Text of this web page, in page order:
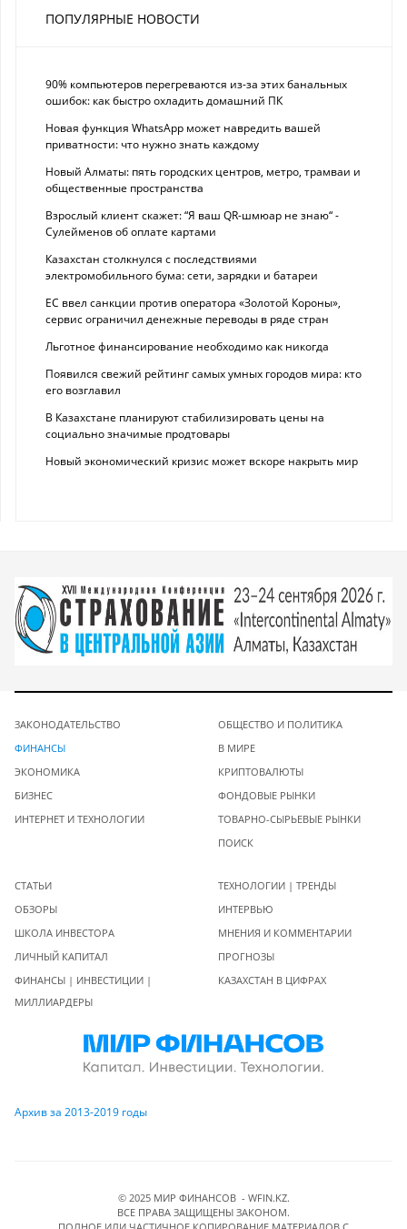
ПОПУЛЯРНЫЕ НОВОСТИ
90% компьютеров перегреваются из-за этих банальных
ошибок: как быстро охладить домашний ПК
Новая функция WhatsApp может навредить вашей
приватности: что нужно знать каждому
Новый Алматы: пять городских центров, метро, трамваи и
общественные пространства
Взрослый клиент скажет: “Я ваш QR-шмюар не знаю“ -
Сулейменов об оплате картами
Казахстан столкнулся с последствиями
электромобильного бума: сети, зарядки и батареи
ЕС ввел санкции против оператора «Золотой Короны»,
сервис ограничил денежные переводы в ряде стран
Льготное финансирование необходимо как никогда
Появился свежий рейтинг самых умных городов мира: кто
его возглавил
В Казахстане планируют стабилизировать цены на
социально значимые продтовары
Новый экономический кризис может вскоре накрыть мир
ЗАКОНОДАТЕЛЬСТВО
ФИНАНСЫ
ЭКОНОМИКА
БИЗНЕС
ИНТЕРНЕТ И ТЕХНОЛОГИИ
ОБЩЕСТВО И ПОЛИТИКА
В МИРЕ
КРИПТОВАЛЮТЫ
ФОНДОВЫЕ РЫНКИ
ТОВАРНО-СЫРЬЕВЫЕ РЫНКИ
ПОИСК
СТАТЬИ
ОБЗОРЫ
ШКОЛА ИНВЕСТОРА
ЛИЧНЫЙ КАПИТАЛ
ФИНАНСЫ | ИНВЕСТИЦИИ |
МИЛЛИАРДЕРЫ
ТЕХНОЛОГИИ | ТРЕНДЫ
ИНТЕРВЬЮ
МНЕНИЯ И КОММЕНТАРИИ
ПРОГНОЗЫ
КАЗАХСТАН В ЦИФРАХ
Архив за 2013-2019 годы
© 2025 МИР ФИНАНСОВ - WFIN.KZ.
ВСЕ ПРАВА ЗАЩИЩЕНЫ ЗАКОНОМ.